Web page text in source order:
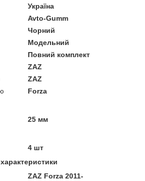
Україна
Avto-Gumm
Чорний
Модельний
Повний комплект
ZAZ
ZAZ
Forza
25 мм
4 шт
ZAZ Forza 2011-